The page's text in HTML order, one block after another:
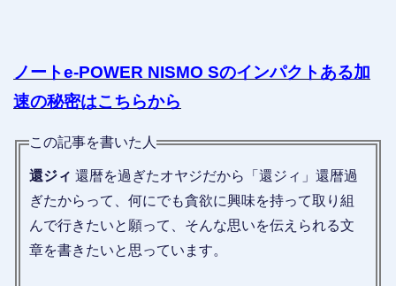
ノートe-POWER NISMO Sのインパクトある加
速の秘密はこちらから
この記事を書いた人
還ジィ 還暦を過ぎたオヤジだから「還ジィ」還暦過
ぎたからって、何にでも貪欲に興味を持って取り組
んで行きたいと願って、そんな思いを伝えられる文
章を書きたいと思っています。